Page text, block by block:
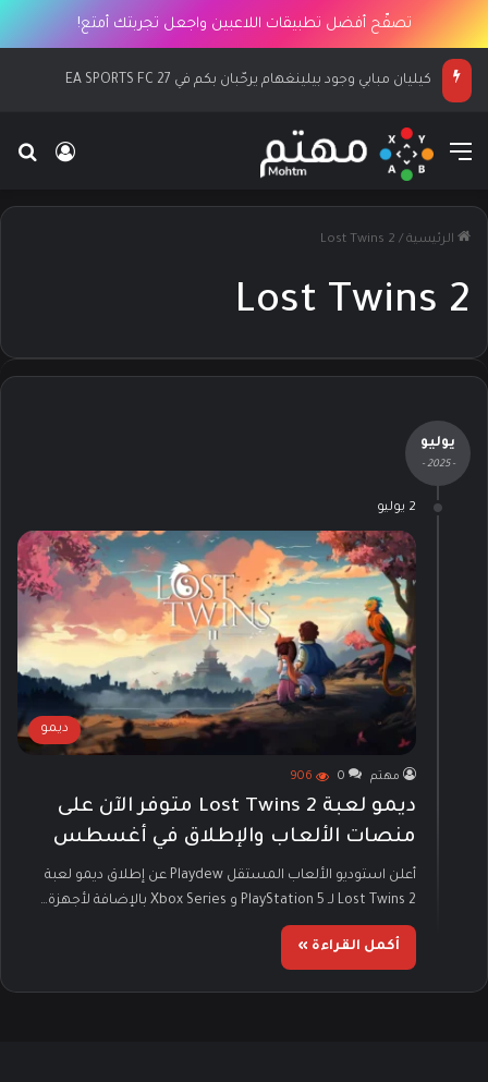
تصفّح أفضل تطبيقات اللاعبين واجعل تجربتك أمتع!
كيليان مبابي وجود بيلينغهام يرحّبان بكم في EA SPORTS FC 27
القائمة
الرئيسية /
Lost Twins 2
Lost Twins 2
يوليو
- 2025 -
2 يوليو
ديمو
مهتم 0
906
ديمو لعبة Lost Twins 2 متوفر الآن على
منصات الألعاب والإطلاق في أغسطس
أعلن استوديو الألعاب المستقل Playdew عن إطلاق ديمو لعبة
Lost Twins 2 لـ PlayStation 5 و Xbox Series بالإضافة لأجهزة…
أكمل القراءة »